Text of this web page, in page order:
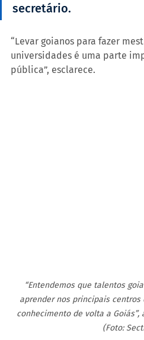
secretário.
“Levar goianos para fazer
universidades é uma parte
pública”, esclarece.
“Entendemos que talentos
aprender nos principais centros
conhecimento de volta a
(Foto: